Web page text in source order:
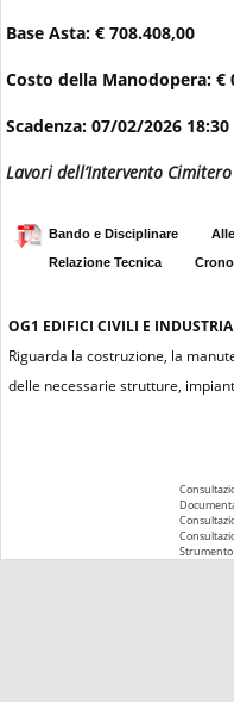
Base Asta: € 708.408,00
Costo della Manodopera: €
Scadenza: 07/02/2026 18:30
Lavori dell’Intervento
Bando e Disciplinare
Relazione Tecnica
OG1 EDIFICI CIVILI E
Riguarda la costruzione, la
delle necessarie strutture,